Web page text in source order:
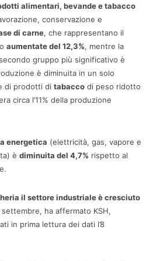
alimentari, bevande e tabacco
conservazione e
di carne, che rappresentano il
aumentate del 12,3%, mentre la
gruppo più significativo è
è diminuita in un solo
di prodotti di tabacco di peso ridotto
circa l’11% della produzione
energetica (elettricità, gas, vapore e
è diminuita del 4,7% rispetto al
il settore industriale è cresciuto
ha affermato KSH,
in prima lettura dei dati l’8